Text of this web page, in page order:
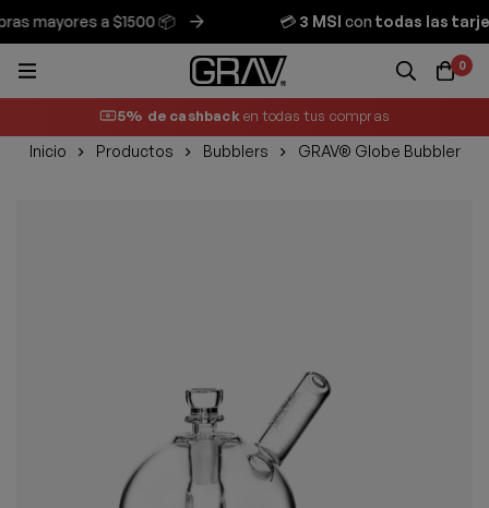
mayores a $1500 📦 💳3 MSIcontodas las
0
5% de cashback en todas tus compras
Inicio Productos Bubblers GRAV® Globe Bubbler